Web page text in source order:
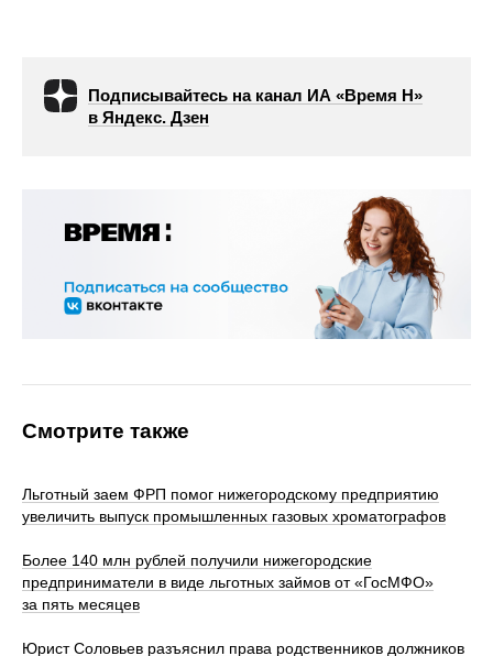
Подписывайтесь на канал ИА «Время Н»
в Яндекс. Дзен
Смотрите также
Льготный заем ФРП помог нижегородскому предприятию
увеличить выпуск промышленных газовых хроматографов
Более 140 млн рублей получили нижегородские
предприниматели в виде льготных займов от «ГосМФО»
за пять месяцев
Юрист Соловьев разъяснил права родственников должников